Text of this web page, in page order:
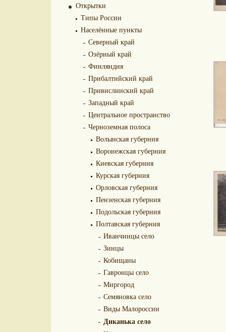
Открытки
Типы России
Населённые пункты
Северный край
Озёрный край
Финляндия
Прибалтийский край
Привислинский край
Западный край
Центральное пространство
Черноземная полоса
Волынская губерния
Воронежская губерния
Киевская губерния
Курская губерния
Орловская губерния
Пензенская губерния
Подольская губерния
Полтавская губерния
Иванчинцы село
Зинцы
Кобищаны
Гавронцы село
Миргород
Семяновка село
Виды Малороссии
Диканька село